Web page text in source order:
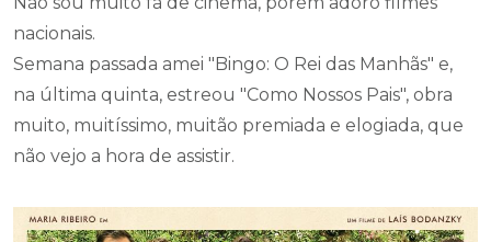
nacionais.
Semana passada amei "Bingo: O Rei das Manhãs" e,
na última quinta, estreou "Como Nossos Pais", obra
muito, muitíssimo, muitão premiada e elogiada, que
não vejo a hora de assistir.